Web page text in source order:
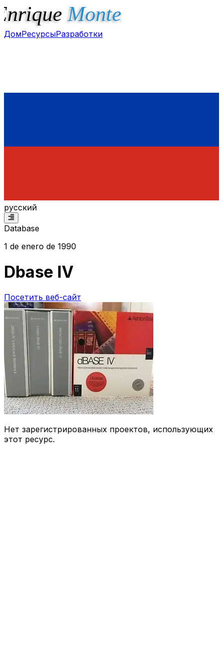
ДомРесурсыРазработки
русский
Database
1 de enero de 1990
Dbase IV
Посетить веб-сайт
Нет зарегистрированных проектов, использующих
этот ресурс.